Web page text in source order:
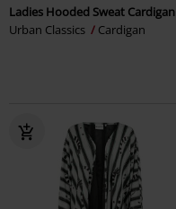
Ladies Hooded Sweat Cardigan
Urban Classics
Cardigan